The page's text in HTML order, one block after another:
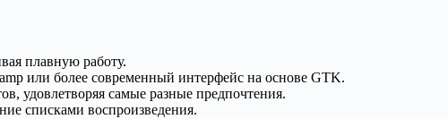
плавную работу.
или более современный интерфейс на основе GTK.
удовлетворяя самые разные предпочтения.
списками воспроизведения.